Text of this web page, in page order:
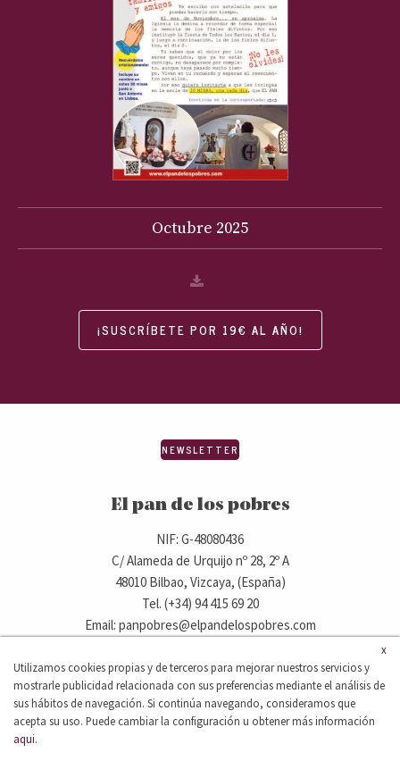
Octubre 2025
¡SUSCRÍBETE POR 19€ AL AÑO!
El pan de los pobres
NIF: G-48080436
C/ Alameda de Urquijo nº 28, 2º A
48010 Bilbao, Vizcaya, (España)
Tel. (+34) 94 415 69 20
Email: panpobres@elpandelospobres.com
NEWSLETTER
© 2020 elpandelospobres.com.
Aviso legal
Cláusula de exención de responsabilidad
Política de privacidad
x
Utilizamos cookies propias y de terceros para mejorar nuestros servicios y
mostrarle publicidad relacionada con sus preferencias mediante el análisis de
sus hábitos de navegación. Si continúa navegando, consideramos que
acepta su uso. Puede cambiar la configuración u obtener más información
aqui.